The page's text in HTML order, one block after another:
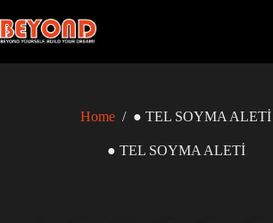
to
content
Home / ● TEL SOYMA ALETİ
● TEL SOYMA ALETİ